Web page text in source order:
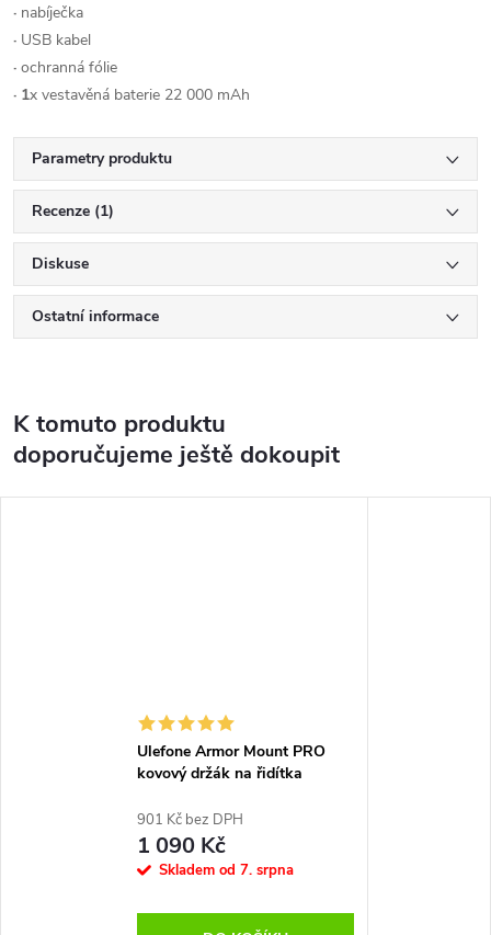
· nabíječka
· USB kabel
· ochranná fólie
· 1x vestavěná baterie 22 000 mAh
Parametry produktu
Recenze (1)
Diskuse
Ostatní informace
K tomuto produktu
doporučujeme ještě dokoupit
Ulefone Armor Mount PRO
kovový držák na řidítka
901 Kč bez DPH
1 090 Kč
Skladem od 7. srpna